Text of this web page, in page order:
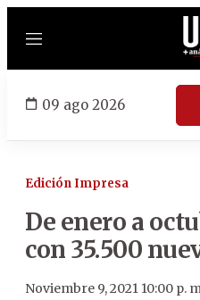
Menú
09 ago 2026
Edición Impresa
De enero a
con 35.500
Noviembre 9, 2021 10:00 p.